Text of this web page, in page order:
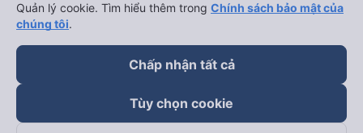
Hà Nội đi Ninh Bình
Hà Nội đi Hạ Long
Đà Nẵng đi Hội An
Quản lý cookie. Tìm hiểu thêm trong Chính sách bảo mật của
chúng tôi.
Chấp nhận tất cả
Tùy chọn cookie